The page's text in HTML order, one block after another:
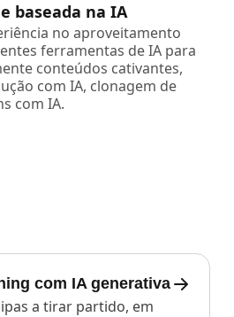
baseada na IA
no aproveitamento
ferramentas de IA para
conteúdos cativantes,
com IA, clonagem de
com IA.
com IA generativa
a tirar partido, em